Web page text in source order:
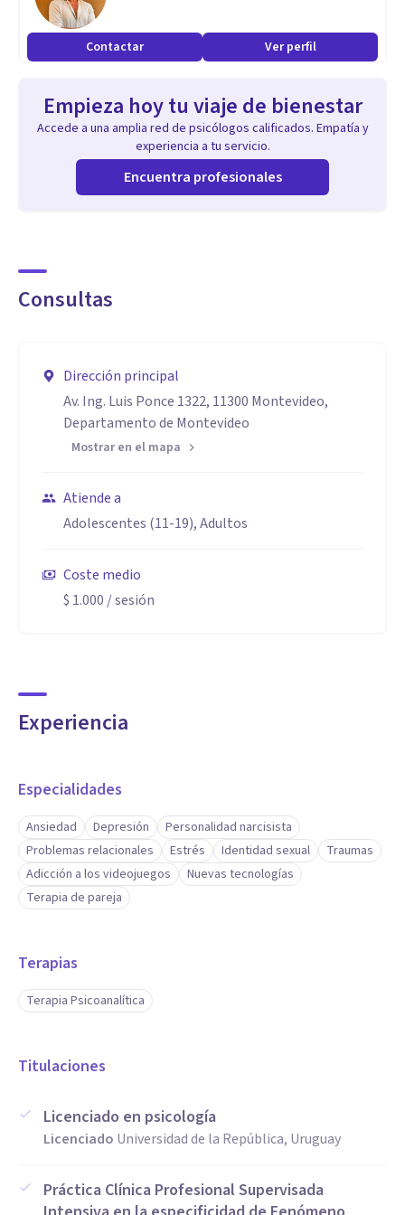
también propongo un enfoque más dinámico donde podrás
expresarte y encontrar tus contradicciones, aceptarlas y ver
lo que te sucede desde otra perspectiva. Esta es una de las
del psicoanálisis con una perspectiva de género.
Contactar Ver perfil
Empieza hoy tu viaje de bienestar
Accede a una amplia red de psicólogos calificados. Empatía y
experiencia a tu servicio.
Encuentra profesionales
Consultas
Dirección principal
Av. Ing. Luis Ponce 1322, 11300 Montevideo,
Departamento de Montevideo
Mostrar en el mapa
Atiende a
Adolescentes (11-19), Adultos
Coste medio
$ 1.000 / sesión
Experiencia
Especialidades
Ansiedad Depresión
Personalidad narcisista
Problemas relacionales
Estrés Identidad sexual
Traumas
Adicción a los videojuegos
Nuevas tecnologías
Terapia de pareja
Terapias
Terapia Psicoanalítica
Titulaciones
Licenciado en psicología
Licenciado Universidad de la República, Uruguay
Práctica Clínica Profesional Supervisada